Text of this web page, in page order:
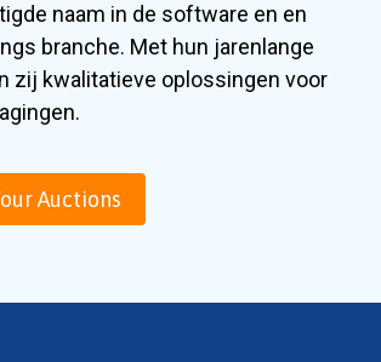
naam in de software en en
branche. Met hun jarenlange
zij kwalitatieve oplossingen voor
Auctions